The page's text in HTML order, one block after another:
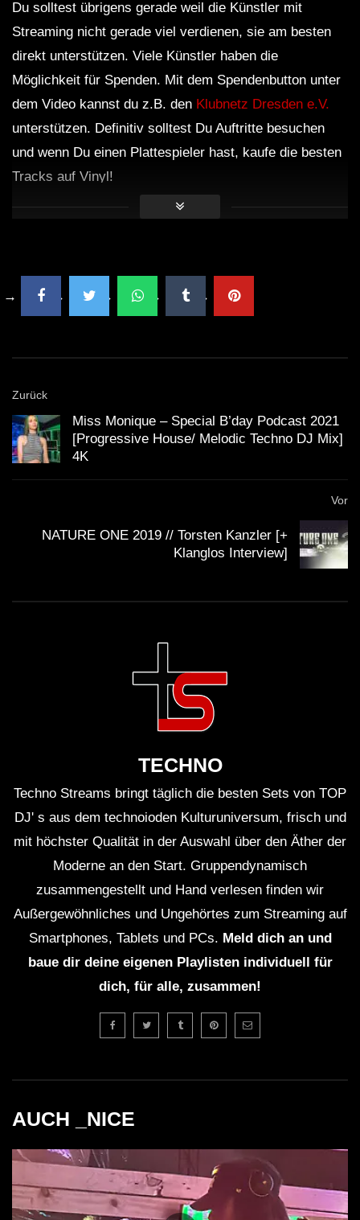
Du solltest übrigens gerade weil die Künstler mit
Streaming nicht gerade viel verdienen, sie am besten
direkt unterstützen. Viele Künstler haben die
Möglichkeit für Spenden. Mit dem Spendenbutton unter
dem Video kannst du z.B. den Klubnetz Dresden e.V.
unterstützen. Definitiv solltest Du Auftritte besuchen
und wenn Du einen Plattespieler hast, kaufe die besten
Tracks auf Vinyl!
Zurück
Miss Monique – Special B’day Podcast 2021
[Progressive House/ Melodic Techno DJ Mix]
4K
Vor
NATURE ONE 2019 // Torsten Kanzler [+
Klanglos Interview]
TECHNO
Techno Streams bringt täglich die besten Sets von TOP
DJ' s aus dem technoioden Kulturuniversum, frisch und
mit höchster Qualität in der Auswahl über den Äther der
Moderne an den Start. Gruppendynamisch
zusammengestellt und Hand verlesen finden wir
Außergewöhnliches und Ungehörtes zum Streaming auf
Smartphones, Tablets und PCs. Meld dich an und
baue dir deine eigenen Playlisten individuell für
dich, für alle, zusammen!
AUCH _NICE